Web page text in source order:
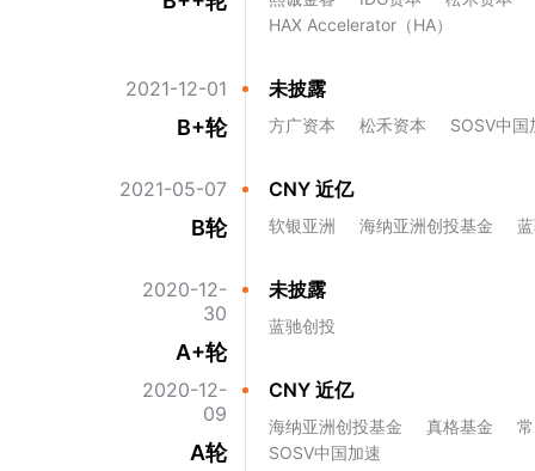
HAX Accelerator（HA）
2021-12-01
B+轮
未披露
方广资本 松禾资本 SOSV中国
2021-05-07
B轮
CNY 近亿
软银亚洲 海纳亚洲创投基金
2020-12-
30
A+轮
未披露
蓝驰创投
2020-12-
09
A轮
CNY 近亿
海纳亚洲创投基金 真格基金
SOSV中国加速